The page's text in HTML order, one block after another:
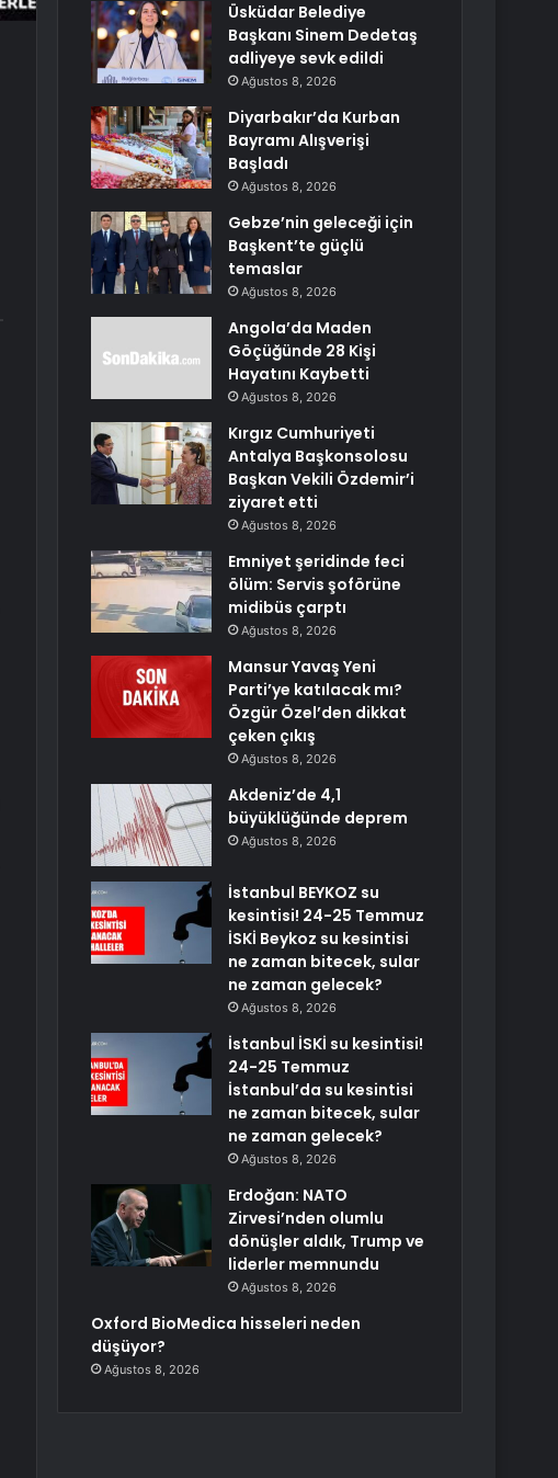
Üsküdar Belediye
Başkanı Sinem Dedetaş
adliyeye sevk edildi
Ağustos 8, 2026
Diyarbakır’da Kurban
Bayramı Alışverişi
Başladı
Ağustos 8, 2026
Gebze’nin geleceği için
Başkent’te güçlü
temaslar
Ağustos 8, 2026
Angola’da Maden
Göçüğünde 28 Kişi
Hayatını Kaybetti
Ağustos 8, 2026
Kırgız Cumhuriyeti
Antalya Başkonsolosu
Başkan Vekili Özdemir’i
ziyaret etti
Ağustos 8, 2026
Emniyet şeridinde feci
ölüm: Servis şoförüne
midibüs çarptı
Ağustos 8, 2026
Mansur Yavaş Yeni
Parti’ye katılacak mı?
Özgür Özel’den dikkat
çeken çıkış
Ağustos 8, 2026
Akdeniz’de 4,1
büyüklüğünde deprem
Ağustos 8, 2026
İstanbul BEYKOZ su
kesintisi! 24-25 Temmuz
İSKİ Beykoz su kesintisi
ne zaman bitecek, sular
ne zaman gelecek?
Ağustos 8, 2026
İstanbul İSKİ su kesintisi!
24-25 Temmuz
İstanbul’da su kesintisi
ne zaman bitecek, sular
ne zaman gelecek?
Ağustos 8, 2026
Erdoğan: NATO
Zirvesi’nden olumlu
dönüşler aldık, Trump ve
liderler memnundu
Ağustos 8, 2026
Oxford BioMedica hisseleri neden
düşüyor?
Ağustos 8, 2026